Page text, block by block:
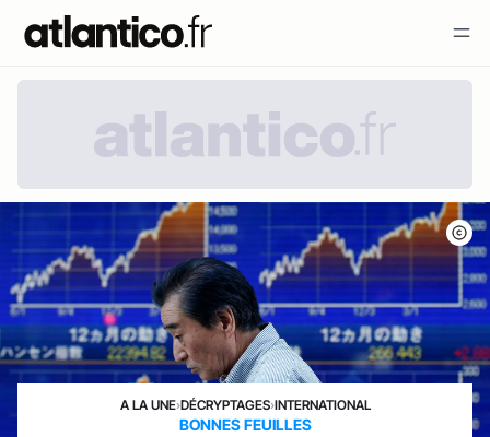
A LA UNE›DÉCRYPTAGES›INTERNATIONAL
BONNES FEUILLES